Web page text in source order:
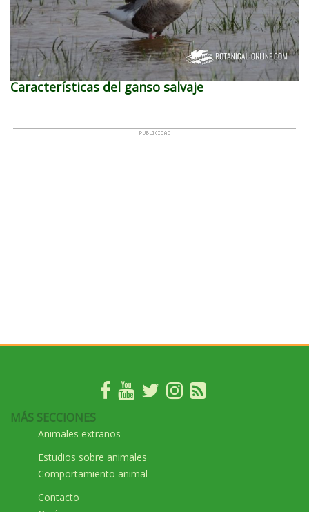
Características del ganso salvaje
MÁS SECCIONES
Animales extraños
Estudios sobre animales
Comportamiento animal
Contacto